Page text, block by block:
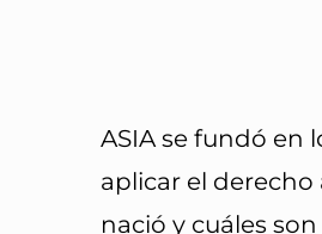
ASIA se fundó en
aplicar el derecho
nació y cuáles